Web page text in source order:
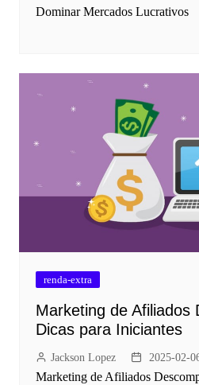
Dominar Mercados Lucrativos
renda-extra
Marketing de Afiliados
Dicas para Iniciantes
Jackson Lopez 2025-02-
Marketing de Afiliados